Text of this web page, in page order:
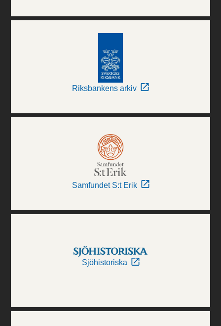
Riksbankens arkiv
Samfundet S:t Erik
Sjöhistoriska